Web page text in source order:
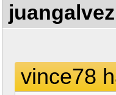
juangalvez
vince78